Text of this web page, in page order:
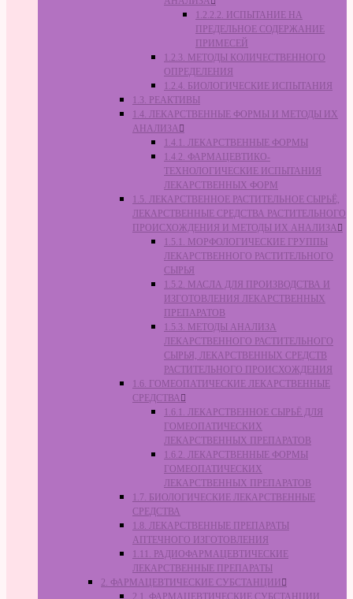
1.2.2.2. ИСПЫТАНИЕ НА
ПРЕДЕЛЬНОЕ СОДЕРЖАНИЕ
ПРИМЕСЕЙ
1.2.3. МЕТОДЫ КОЛИЧЕСТВЕННОГО
ОПРЕДЕЛЕНИЯ
1.2.4. БИОЛОГИЧЕСКИЕ ИСПЫТАНИЯ
1.3. РЕАКТИВЫ
1.4. ЛЕКАРСТВЕННЫЕ ФОРМЫ И МЕТОДЫ ИХ
АНАЛИЗА
1.4.1. ЛЕКАРСТВЕННЫЕ ФОРМЫ
1.4.2. ФАРМАЦЕВТИКО-
ТЕХНОЛОГИЧЕСКИЕ ИСПЫТАНИЯ
ЛЕКАРСТВЕННЫХ ФОРМ
1.5. ЛЕКАРСТВЕННОЕ РАСТИТЕЛЬНОЕ СЫРЬЁ,
ЛЕКАРСТВЕННЫЕ СРЕДСТВА РАСТИТЕЛЬНОГО
ПРОИСХОЖДЕНИЯ И МЕТОДЫ ИХ АНАЛИЗА
1.5.1. МОРФОЛОГИЧЕСКИЕ ГРУППЫ
ЛЕКАРСТВЕННОГО РАСТИТЕЛЬНОГО
СЫРЬЯ
1.5.2. МАСЛА ДЛЯ ПРОИЗВОДСТВА И
ИЗГОТОВЛЕНИЯ ЛЕКАРСТВЕННЫХ
ПРЕПАРАТОВ
1.5.3. МЕТОДЫ АНАЛИЗА
ЛЕКАРСТВЕННОГО РАСТИТЕЛЬНОГО
СЫРЬЯ, ЛЕКАРСТВЕННЫХ СРЕДСТВ
РАСТИТЕЛЬНОГО ПРОИСХОЖДЕНИЯ
1.6. ГОМЕОПАТИЧЕСКИЕ ЛЕКАРСТВЕННЫЕ
СРЕДСТВА
1.6.1. ЛЕКАРСТВЕННОЕ СЫРЬЁ ДЛЯ
ГОМЕОПАТИЧЕСКИХ
ЛЕКАРСТВЕННЫХ ПРЕПАРАТОВ
1.6.2. ЛЕКАРСТВЕННЫЕ ФОРМЫ
ГОМЕОПАТИЧЕСКИХ
ЛЕКАРСТВЕННЫХ ПРЕПАРАТОВ
1.7. БИОЛОГИЧЕСКИЕ ЛЕКАРСТВЕННЫЕ
СРЕДСТВА
1.8. ЛЕКАРСТВЕННЫЕ ПРЕПАРАТЫ
АПТЕЧНОГО ИЗГОТОВЛЕНИЯ
1.11. РАДИОФАРМАЦЕВТИЧЕСКИЕ
ЛЕКАРСТВЕННЫЕ ПРЕПАРАТЫ
2. ФАРМАЦЕВТИЧЕСКИЕ СУБСТАНЦИИ
2.1. ФАРМАЦЕВТИЧЕСКИЕ СУБСТАНЦИИ